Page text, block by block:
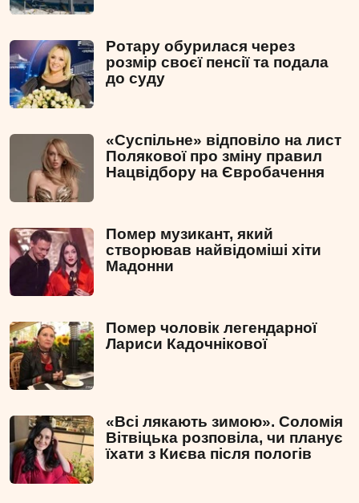
Ротару обурилася через
розмір своєї пенсії та подала
до суду
«Суспільне» відповіло на лист
Полякової про зміну правил
Нацвідбору на Євробачення
Помер музикант, який
створював найвідоміші хіти
Мадонни
Помер чоловік легендарної
Лариси Кадочнікової
«Всі лякають зимою». Соломія
Вітвіцька розповіла, чи планує
їхати з Києва після пологів